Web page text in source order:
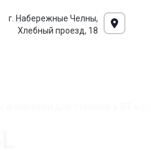
г. Набережные Челны,
Хлебный проезд, 18